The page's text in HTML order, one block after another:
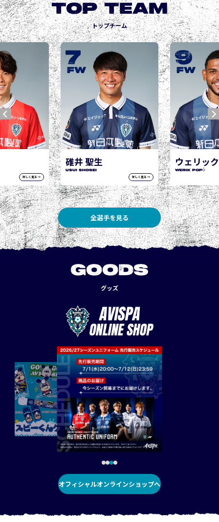
TOP TEAM
トップチーム
詳しく見る →
ウェリック ポポ
WERIK POPÓ
詳しく見る →
9
FW
城後 寿
JOGO Hisashi
10
FW
全選手を見る
GOODS
グッズ
オフィシャルオンラインショップへ